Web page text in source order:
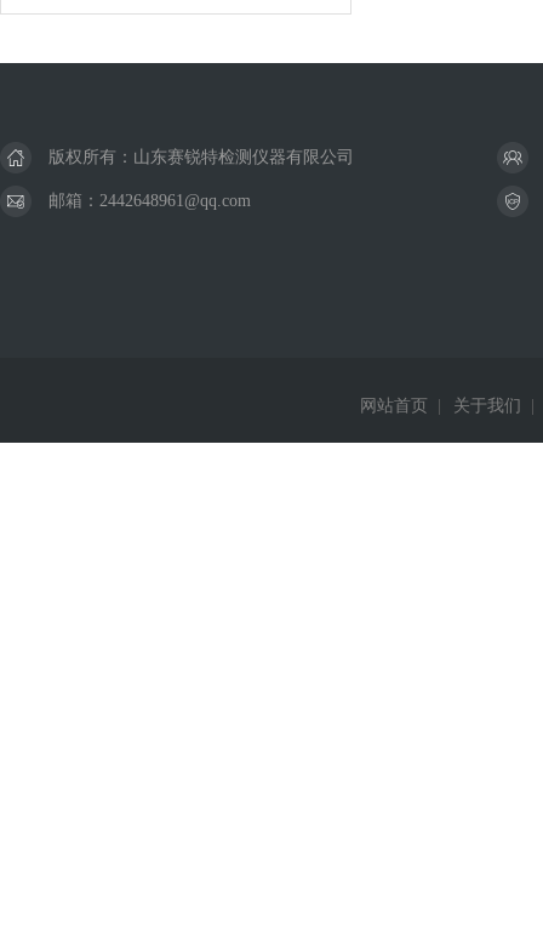
版权所有：山东赛锐特检测仪器有限公司
邮箱：2442648961@qq.com
网站首页 关于我们